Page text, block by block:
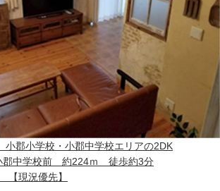
小郡小学校・小郡中学校エリアの2DK
中学校前 約224ｍ 徒歩約3分
況優先】